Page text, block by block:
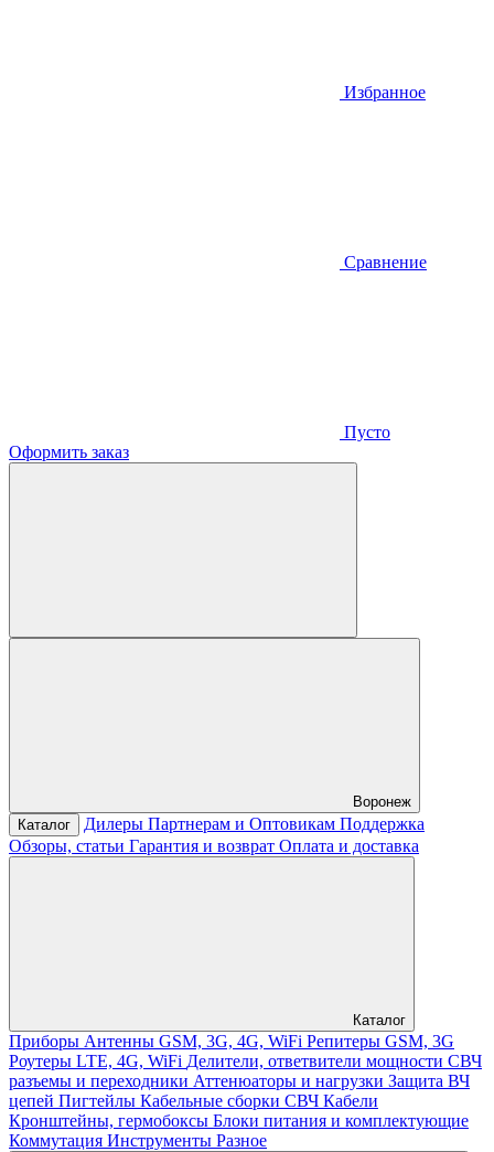
Избранное
Сравнение
Пусто
Оформить заказ
Воронеж
Каталог
Дилеры Партнерам и Оптовикам Поддержка
Обзоры, статьи Гарантия и возврат Оплата и доставка
Каталог
Приборы Антенны GSM, 3G, 4G, WiFi Репитеры GSM, 3G
Роутеры LTE, 4G, WiFi Делители, ответвители мощности СВЧ
разъемы и переходники Аттенюаторы и нагрузки Защита ВЧ
цепей Пигтейлы Кабельные сборки СВЧ Кабели
Кронштейны, гермобоксы Блоки питания и комплектующие
Коммутация Инструменты Разное